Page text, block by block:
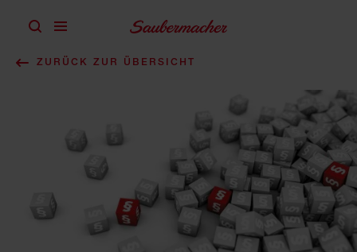
ZURÜCK ZUR ÜBERSICHT